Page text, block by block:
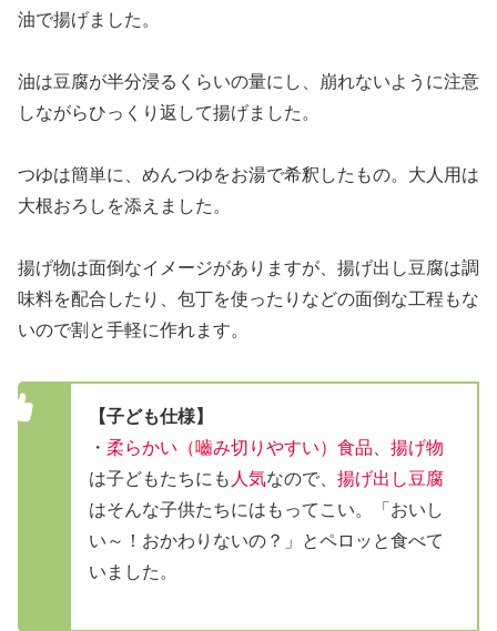
油で揚げました。
油は豆腐が半分浸るくらいの量にし、崩れないように注意
しながらひっくり返して揚げました。
つゆは簡単に、めんつゆをお湯で希釈したもの。大人用は
大根おろしを添えました。
揚げ物は面倒なイメージがありますが、揚げ出し豆腐は調
味料を配合したり、包丁を使ったりなどの面倒な工程もな
いので割と手軽に作れます。
【子ども仕様】
・ 柔らかい（嚙み切りやすい）食品
揚げ物
は子どもたちにも 人気なので、 揚げ出し豆腐
はそんな子供たちにはもってこい。「おいし
い～！おかわりないの？」とペロッと食べて
いました。